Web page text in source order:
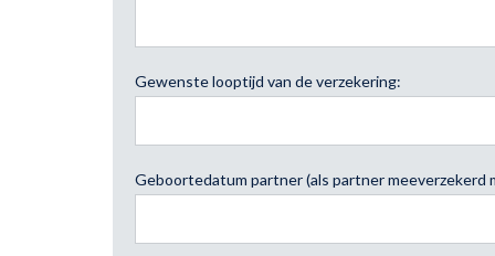
Gewenste looptijd van de verzekering:
Geboortedatum partner (als partner meeverzekerd